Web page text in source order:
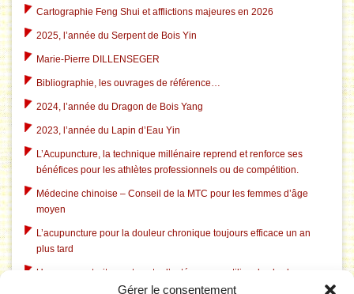
Gérer le consentement
Cartographie Feng Shui et afflictions majeures en 2026
2025, l’année du Serpent de Bois Yin
Marie-Pierre DILLENSEGER
Bibliographie, les ouvrages de référence…
2024, l’année du Dragon de Bois Yang
2023, l’année du Lapin d’Eau Yin
L’Acupuncture, la technique millénaire reprend et renforce ses
bénéfices pour les athlètes professionnels ou de compétition.
Médecine chinoise – Conseil de la MTC pour les femmes d’âge
moyen
L’acupuncture pour la douleur chronique toujours efficace un an
plus tard
Un nouveau traitement contre l’ostéoporose utilise des herbes
chinoises traditionnelles